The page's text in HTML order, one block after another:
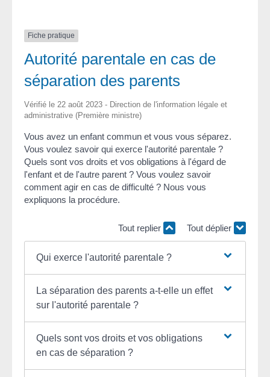
Fiche pratique
Autorité parentale en cas de
séparation des parents
Vérifié le 22 août 2023 - Direction de l'information légale et
administrative (Première ministre)
Vous avez un enfant commun et vous vous séparez.
Vous voulez savoir qui exerce l'autorité parentale ?
Quels sont vos droits et vos obligations à l'égard de
l'enfant et de l'autre parent ? Vous voulez savoir
comment agir en cas de difficulté ? Nous vous
expliquons la procédure.
Tout replier Tout déplier
Qui exerce l'autorité parentale ?
La séparation des parents a-t-elle un effet
sur l'autorité parentale ?
Quels sont vos droits et vos obligations
en cas de séparation ?